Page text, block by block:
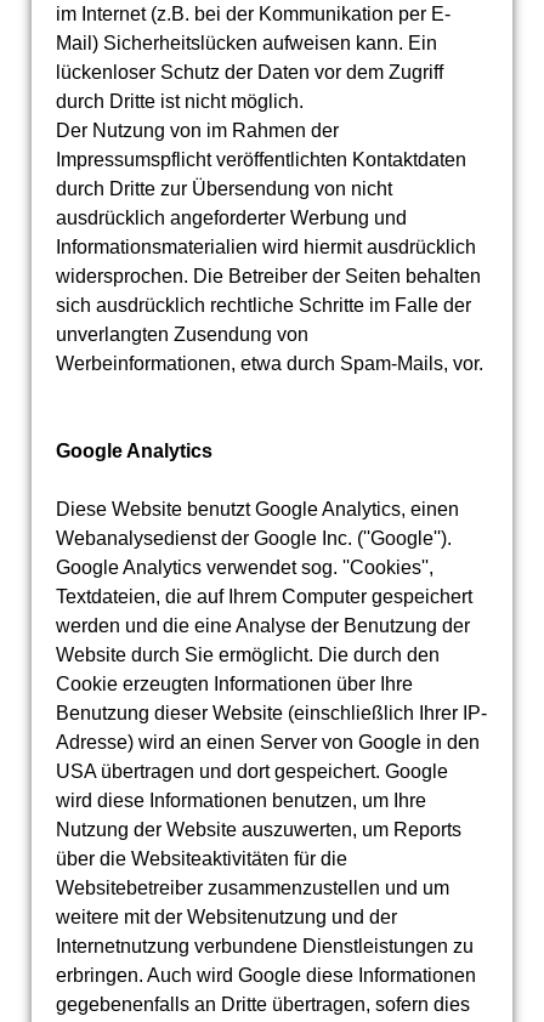
im Internet (z.B. bei der Kommunikation per E-
Mail) Sicherheitslücken aufweisen kann. Ein
lückenloser Schutz der Daten vor dem Zugriff
durch Dritte ist nicht möglich.
Der Nutzung von im Rahmen der
Impressumspflicht veröffentlichten Kontaktdaten
durch Dritte zur Übersendung von nicht
ausdrücklich angeforderter Werbung und
Informationsmaterialien wird hiermit ausdrücklich
widersprochen. Die Betreiber der Seiten behalten
sich ausdrücklich rechtliche Schritte im Falle der
unverlangten Zusendung von
Werbeinformationen, etwa durch Spam-Mails, vor.
Google Analytics
Diese Website benutzt Google Analytics, einen
Webanalysedienst der Google Inc. (''Google'').
Google Analytics verwendet sog. ''Cookies'',
Textdateien, die auf Ihrem Computer gespeichert
werden und die eine Analyse der Benutzung der
Website durch Sie ermöglicht. Die durch den
Cookie erzeugten Informationen über Ihre
Benutzung dieser Website (einschließlich Ihrer IP-
Adresse) wird an einen Server von Google in den
USA übertragen und dort gespeichert. Google
wird diese Informationen benutzen, um Ihre
Nutzung der Website auszuwerten, um Reports
über die Websiteaktivitäten für die
Websitebetreiber zusammenzustellen und um
weitere mit der Websitenutzung und der
Internetnutzung verbundene Dienstleistungen zu
erbringen. Auch wird Google diese Informationen
gegebenenfalls an Dritte übertragen, sofern dies